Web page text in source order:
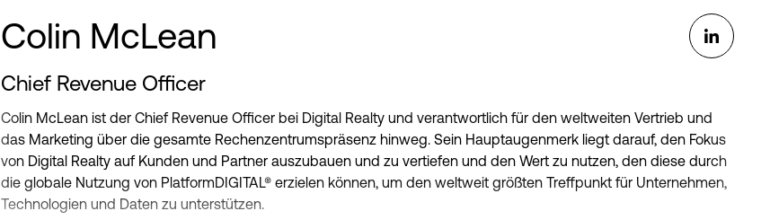
Colin McLean
Chief Revenue Officer
Colin McLean ist der Chief Revenue Officer bei Digital Realty und verantwortlich für den weltweiten Vertrieb und
das Marketing über die gesamte Rechenzentrumspräsenz hinweg. Sein Hauptaugenmerk liegt darauf, den Fokus
von Digital Realty auf Kunden und Partner auszubauen und zu vertiefen und den Wert zu nutzen, den diese durch
die globale Nutzung von PlatformDIGITAL® erzielen können, um den weltweit größten Treffpunkt für Unternehmen,
Technologien und Daten zu unterstützen.